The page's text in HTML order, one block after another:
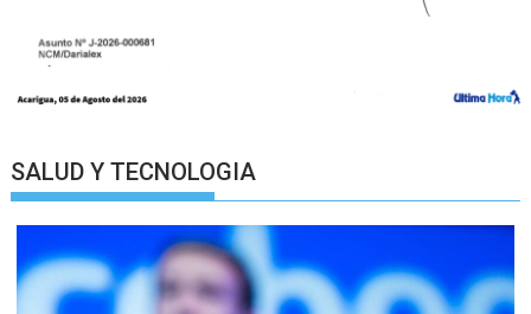
SALUD Y TECNOLOGIA